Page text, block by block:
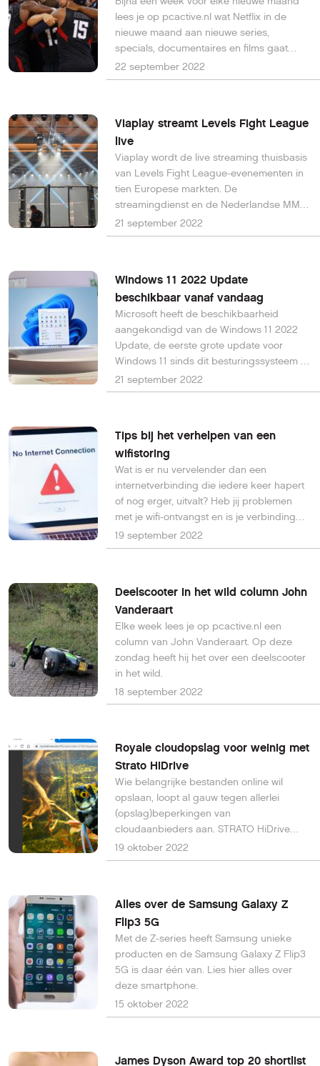
lees je op pcactive.nl wat Netflix in de
nieuwe maand aan nieuwe series,
specials, documentaires en films gaat
uitzenden. Dit zijn de highlights van
oktober op Netflix, lees hier wat je nog in
22 september 2022
Viaplay streamt Levels Fight League
live
Viaplay wordt de live streaming thuisbasis
van Levels Fight League-evenementen in
tien Europese markten. De
streamingdienst en de Nederlandse MMA-
organisatie zijn een langdurige
samenwerking aangegaan, waardoor
21 september 2022
Windows 11 2022 Update
beschikbaar vanaf vandaag
Microsoft heeft de beschikbaarheid
aangekondigd van de Windows 11 2022
Update, de eerste grote update voor
Windows 11 sinds dit besturingssysteem in
2021 werd gelanceerd.
21 september 2022
Tips bij het verhelpen van een
wifistoring
Wat is er nu vervelender dan een
internetverbinding die iedere keer hapert
of nog erger, uitvalt? Heb jij problemen
met je wifi-ontvangst en is je verbinding
niet altijd even stabiel, dan hebben wij een
aantal tips voor je die je hierbij kunnen
19 september 2022
Deelscooter in het wild column John
Vanderaart
Elke week lees je op pcactive.nl een
column van John Vanderaart. Op deze
zondag heeft hij het over een deelscooter
in het wild.
18 september 2022
Royale cloudopslag voor weinig met
Strato HiDrive
Wie belangrijke bestanden online wil
opslaan, loopt al gauw tegen allerlei
(opslag)beperkingen van
cloudaanbieders aan. STRATO HiDrive
gooit het over een andere boeg. Je leert
aan de hand van deze workshop meer
19 oktober 2022
Alles over de Samsung Galaxy Z
Flip3 5G
Met de Z-series heeft Samsung unieke
producten en de Samsung Galaxy Z Flip3
5G is daar één van. Lies hier alles over
deze smartphone.
15 oktober 2022
James Dyson Award top 20 shortlist